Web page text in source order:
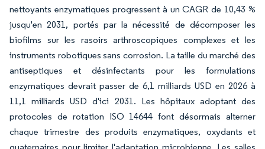
nettoyants enzymatiques progressent à un CAGR de 10,43 %
jusqu'en 2031, portés par la nécessité de décomposer les
biofilms sur les rasoirs arthroscopiques complexes et les
instruments robotiques sans corrosion. La taille du marché des
antiseptiques et désinfectants pour les formulations
enzymatiques devrait passer de 6,1 milliards USD en 2026 à
11,1 milliards USD d'ici 2031. Les hôpitaux adoptant des
protocoles de rotation ISO 14644 font désormais alterner
chaque trimestre des produits enzymatiques, oxydants et